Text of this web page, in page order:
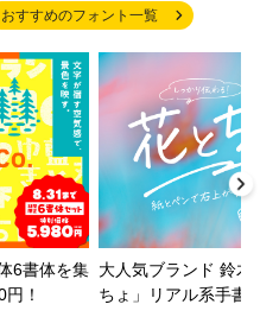
おすすめのフォント一覧
6書体を集
！
大人気ブランド 鈴木
ちょ」リアル系手書